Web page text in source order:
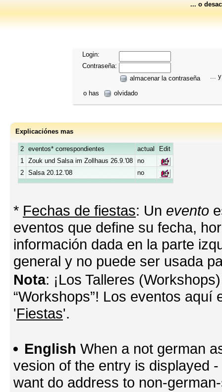
... o
Login:
Contraseña:
almacenar la contraseña
o has
olvidado
...
Explicaciónes mas
2 eventos* correspondientes actual
Edit
1 Zouk und Salsa im Zollhaus 26.9.'08 no
2 Salsa 20.12.'08 no
* Fechas de fiestas: Un evento
eventos que define su fecha,
información dada en la parte
general y no puede ser usada
Nota: ¡Los Talleres
“Workshops”! Los eventos
'Fiestas'.
English When a not german
vesion of the entry is displayed
want do address to non-